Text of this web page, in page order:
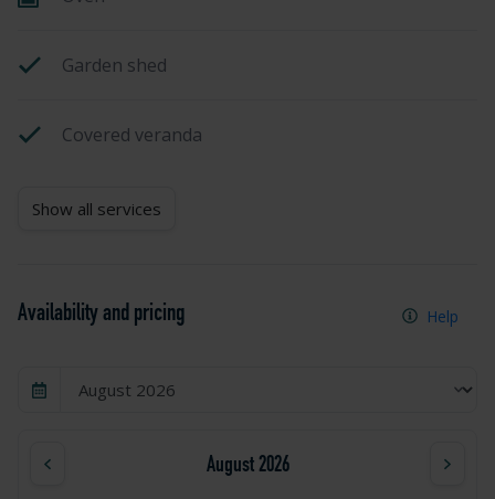
Garden shed
Covered veranda
Show all services
Availability and pricing Help
August 2026